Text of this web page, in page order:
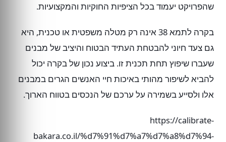
שהפרויקט יעמוד בכל הציפיות החוקיות והמקצועיות.
בקרה לתמא 38 אינה רק מטלה משפטית או טכנית, היא
גם צעד חיוני להבטחת העתיד הבטוח והיציב של מבנים
שעברו שיפוץ תחת תכנית זו. ביצוע נכון של בקרה יכול
להביא לשיפור מהותי באיכות חיי האנשים הגרים במבנים
אלו ולסייע בשמירה על ערכם של הנכסים בטווח הארוך.
https://calibrate-
bakara.co.il/%d7%91%d7%a7%d7%a8%d7%94-